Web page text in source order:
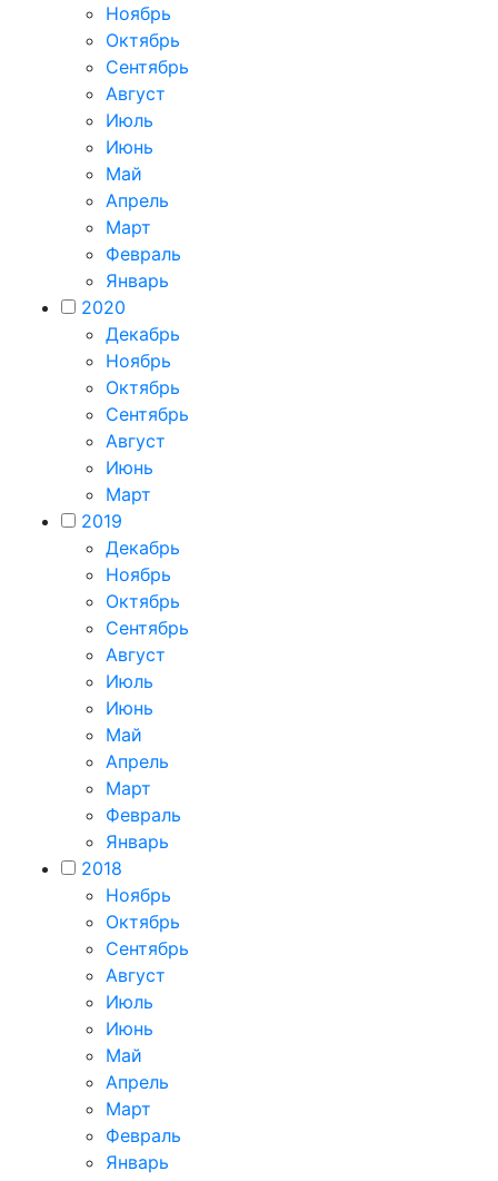
Ноябрь
Октябрь
Сентябрь
Август
Июль
Июнь
Май
Апрель
Март
Февраль
Январь
2020
Декабрь
Ноябрь
Октябрь
Сентябрь
Август
Июнь
Март
2019
Декабрь
Ноябрь
Октябрь
Сентябрь
Август
Июль
Июнь
Май
Апрель
Март
Февраль
Январь
2018
Ноябрь
Октябрь
Сентябрь
Август
Июль
Июнь
Май
Апрель
Март
Февраль
Январь